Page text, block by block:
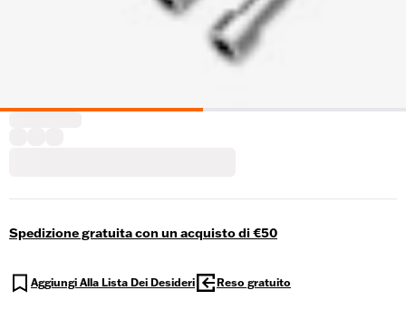
Spedizione gratuita con un acquisto di €50
Aggiungi Alla Lista Dei Desideri Reso gratuito